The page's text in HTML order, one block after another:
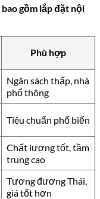
gồm lắp đặt nội
Phù hợp
Ngân sách thấp, nhà
phổ thông
Tiêu chuẩn phổ biến
Chất lượng tốt, tầm
trung cao
Tương đương Thái,
giá tốt hơn